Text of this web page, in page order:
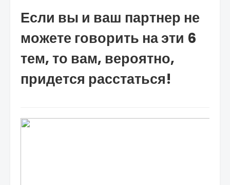
Если вы и ваш партнер не
можете говорить на эти 6
тем, то вам, вероятно,
придется расстаться!